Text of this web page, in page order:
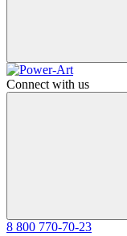
Connect with us
8 800 770-70-23